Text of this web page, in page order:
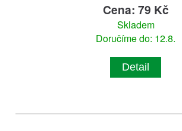
Cena: 79 Kč
Skladem
Doručíme do: 12.8.
Detail